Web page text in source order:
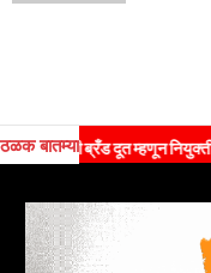
ठळक बातम्या
ब्रँड दूत म्हणून नियुक्ती शुद्ध